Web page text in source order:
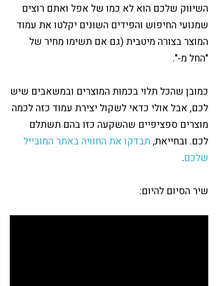
השיווק שלכם הוא לא כמו של אפל ואתם רוצים
שמנועי החיפוש והפידים השונים יקלטו את עמוד
המוצר בצורה מיטבית (גם אם תשימו מחיר של
"החל מ-".
כמובן שהכל תלוי בכמות המוצרים ובמשאבים שיש
לכם, אבל אולי כדאי לשקול יצירת עמוד כזה לכמה
מוצרים ספציפיים שהשקעה כזו בהם תשתלם
לכם. ובחייאת, תבדקו את החוויה באתר המובייל
שלכם.
שיר הסיום להיום: